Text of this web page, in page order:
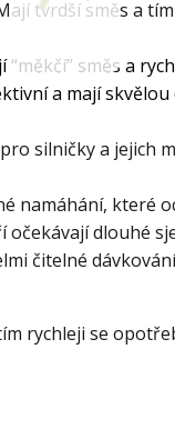
tvrdší směs a
směs a
a mají
silničky a jejich
namáhání, které
dlouhé
čitelné
rychleji se